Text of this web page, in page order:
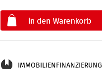
IMMOBILIENFINANZIERUNG